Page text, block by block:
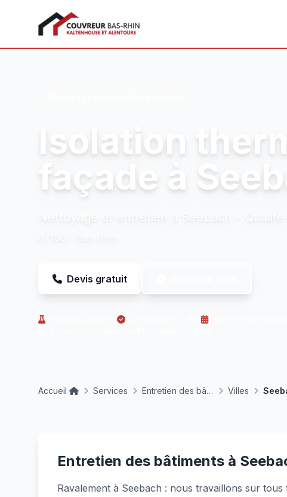
Couvreur Bas-Rhin
Isolation
façade à
Devis gratuit
Accueil Services Entretien des bâtiments Villes
Entretien des bâtiments à
Ravalement à Seebach : nous travaillons sur